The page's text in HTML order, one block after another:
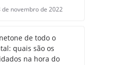
de novembro de 2022
de todo o
quais são os
na hora do